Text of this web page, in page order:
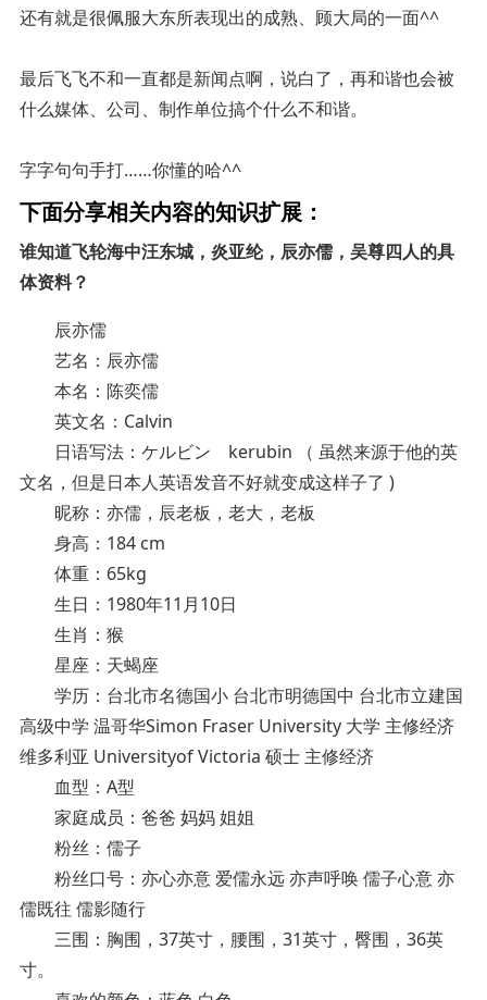
还有就是很佩服大东所表现出的成熟、顾大局的一面^^
最后飞飞不和一直都是新闻点啊，说白了，再和谐也会被
什么媒体、公司、制作单位搞个什么不和谐。
字字句句手打……你懂的哈^^
下面分享相关内容的知识扩展：
谁知道飞轮海中汪东城，炎亚纶，辰亦儒，吴尊四人的具
体资料？
辰亦儒
艺名：辰亦儒
本名：陈奕儒
英文名：Calvin
日语写法：ケルビン kerubin （ 虽然来源于他的英
文名，但是日本人英语发音不好就变成这样子了 )
昵称：亦儒，辰老板，老大，老板
身高：184 cm
体重：65kg
生日：1980年11月10日
生肖：猴
星座：天蝎座
学历：台北市名德国小 台北市明德国中 台北市立建国
高级中学 温哥华Simon Fraser University 大学 主修经济
维多利亚 Universityof Victoria 硕士 主修经济
血型：A型
家庭成员：爸爸 妈妈 姐姐
粉丝：儒子
粉丝口号：亦心亦意 爱儒永远 亦声呼唤 儒子心意 亦
儒既往 儒影随行
三围：胸围，37英寸，腰围，31英寸，臀围，36英
寸。